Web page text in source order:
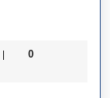
Rahardini
0